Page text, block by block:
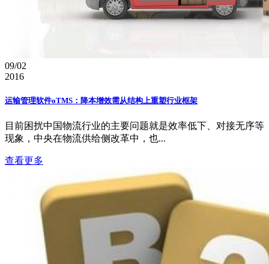
09/02
2016
运输管理软件oTMS：降本增效需从结构上重塑行业框架
目前困扰中国物流行业的主要问题就是效率低下、对接无序等
现象，中央在物流供给侧改革中，也...
查看更多